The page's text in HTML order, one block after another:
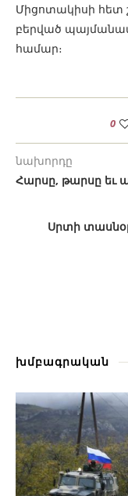
Միցոտակիսի հետ
բերված
համար։
0
նախորդը
Հարսը, թարսը
Սրտի
խմբագրական